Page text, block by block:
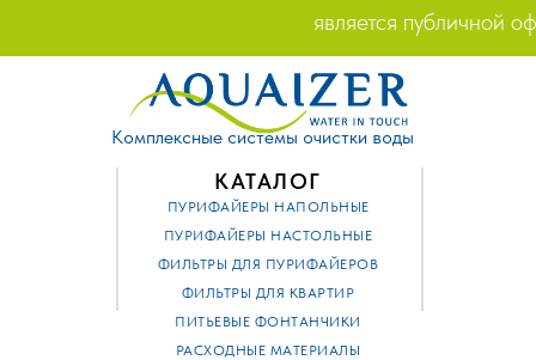
является публичной
Комплексные системы очистки воды
КАТАЛОГ
ПУРИФАЙЕРЫ НАПОЛЬНЫЕ
ПУРИФАЙЕРЫ НАСТОЛЬНЫЕ
ФИЛЬТРЫ ДЛЯ ПУРИФАЙЕРОВ
ФИЛЬТРЫ ДЛЯ КВАРТИР
ПИТЬЕВЫЕ ФОНТАНЧИКИ
РАСХОДНЫЕ МАТЕРИАЛЫ